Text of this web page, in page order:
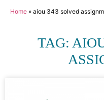
Home » aiou 343 solved
TAG: